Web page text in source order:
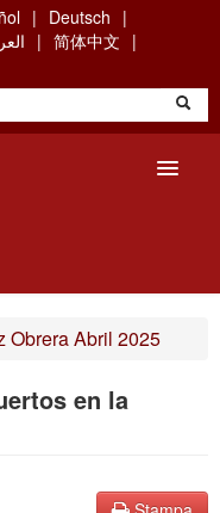
Deutsch
简体中文
Obrera Abril 2025
en la